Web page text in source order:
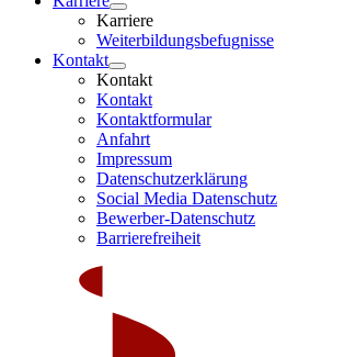
Karriere
Weiterbildungsbefugnisse
Kontakt
Kontakt
Kontakt
Kontaktformular
Anfahrt
Impressum
Datenschutzerklärung
Social Media Datenschutz
Bewerber-Datenschutz
Barrierefreiheit